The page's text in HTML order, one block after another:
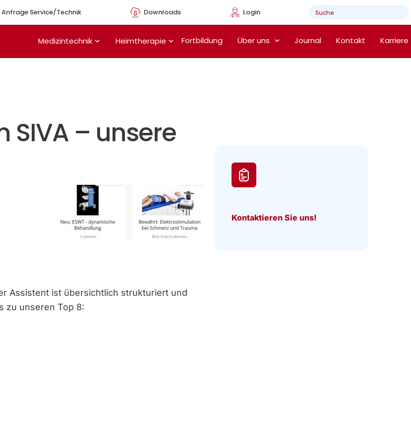
Anfrage Service/Technik Downloads Login
Medizintechnik Öffne Medizintechnik
Heimtherapie Öffne Heimtherapie
Fortbildung Über uns Journal Kontakt Karriere
– unsere
Assistent ist übersichtlich strukturiert und
zu unseren Top 8:
Kontaktieren Sie uns!